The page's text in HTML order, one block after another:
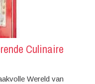
Culinaire
Wereld van